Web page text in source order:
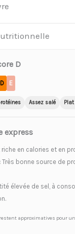
D
D E
Assez salé Plat
express
riche en calories et en
Très bonne source de
élevée de sel, à
approximatives pour